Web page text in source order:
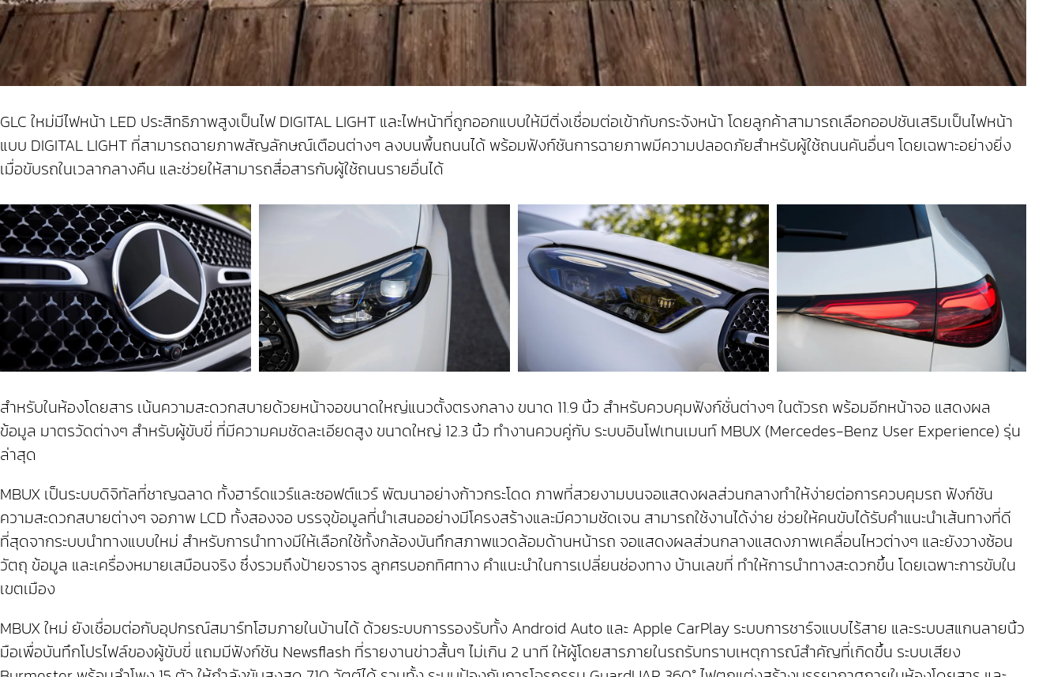
GLC ใหม่มีไฟหน้า LED ประสิทธิภาพสูงเป็นไฟ DIGITAL LIGHT และไฟหน้าที่ถูกออกแบบให้มีติ่งเชื่อมต่อเข้ากับกระจังหน้า โดยลูกค้าสามารถเลือกออปชันเสริมเป็นไฟหน้า
แบบ DIGITAL LIGHT ที่สามารถฉายภาพสัญลักษณ์เตือนต่างๆ ลงบนพื้นถนนได้ พร้อมฟังก์ชันการฉายภาพมีความปลอดภัยสำหรับผู้ใช้ถนนคันอื่นๆ โดยเฉพาะอย่างยิ่ง
เมื่อขับรถในเวลากลางคืน และช่วยให้สามารถสื่อสารกับผู้ใช้ถนนรายอื่นได้
สำหรับในห้องโดยสาร เน้นความสะดวกสบายด้วยหน้าจอขนาดใหญ่แนวตั้งตรงกลาง ขนาด 11.9 นิ้ว สำหรับควบคุมฟังก์ชั่นต่างๆ ในตัวรถ พร้อมอีกหน้าจอ แสดงผล
ข้อมูล มาตรวัดต่างๆ สำหรับผู้ขับขี่ ที่มีความคมชัดละเอียดสูง ขนาดใหญ่ 12.3 นิ้ว ทำงานควบคู่กับ ระบบอินโฟเทนเมนท์ MBUX (Mercedes-Benz User Experience) รุ่น
ล่าสุด
MBUX เป็นระบบดิจิทัลที่ชาญฉลาด ทั้งฮาร์ดแวร์และซอฟต์แวร์ พัฒนาอย่างก้าวกระโดด ภาพที่สวยงามบนจอแสดงผลส่วนกลางทำให้ง่ายต่อการควบคุมรถ ฟังก์ชัน
ความสะดวกสบายต่างๆ จอภาพ LCD ทั้งสองจอ บรรจุข้อมูลที่นำเสนออย่างมีโครงสร้างและมีความชัดเจน สามารถใช้งานได้ง่าย ช่วยให้คนขับได้รับคำแนะนำเส้นทางที่ดี
ที่สุดจากระบบนำทางแบบใหม่ สำหรับการนำทางมีให้เลือกใช้ทั้งกล้องบันทึกสภาพแวดล้อมด้านหน้ารถ จอแสดงผลส่วนกลางแสดงภาพเคลื่อนไหวต่างๆ และยังวางซ้อน
วัตถุ ข้อมูล และเครื่องหมายเสมือนจริง ซึ่งรวมถึงป้ายจราจร ลูกศรบอกทิศทาง คำแนะนำในการเปลี่ยนช่องทาง บ้านเลขที่ ทำให้การนำทางสะดวกขึ้น โดยเฉพาะการขับใน
เขตเมือง
MBUX ใหม่ ยังเชื่อมต่อกับอุปกรณ์สมาร์ทโฮมภายในบ้านได้ ด้วยระบบการรองรับทั้ง Android Auto และ Apple CarPlay ระบบการชาร์จแบบไร้สาย และระบบสแกนลายนิ้ว
มือเพื่อบันทึกโปรไฟล์ของผู้ขับขี่ แถมมีฟังก์ชัน Newsflash ที่รายงานข่าวสั้นๆ ไม่เกิน 2 นาที ให้ผู้โดยสารภายในรถรับทราบเหตุการณ์สำคัญที่เกิดขึ้น ระบบเสียง